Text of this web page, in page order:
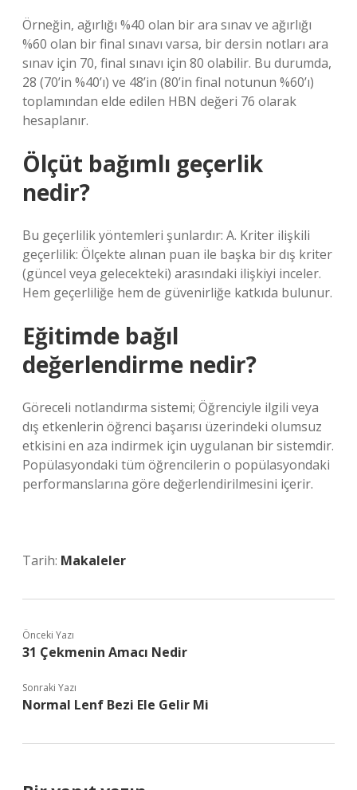
Örneğin, ağırlığı %40 olan bir ara sınav ve ağırlığı
%60 olan bir final sınavı varsa, bir dersin notları ara
sınav için 70, final sınavı için 80 olabilir. Bu durumda,
28 (70’in %40’ı) ve 48’in (80’in final notunun %60’ı)
toplamından elde edilen HBN değeri 76 olarak
hesaplanır.
Ölçüt bağımlı geçerlik
nedir?
Bu geçerlilik yöntemleri şunlardır: A. Kriter ilişkili
geçerlilik: Ölçekte alınan puan ile başka bir dış kriter
(güncel veya gelecekteki) arasındaki ilişkiyi inceler.
Hem geçerliliğe hem de güvenirliğe katkıda bulunur.
Eğitimde bağıl
değerlendirme nedir?
Göreceli notlandırma sistemi; Öğrenciyle ilgili veya
dış etkenlerin öğrenci başarısı üzerindeki olumsuz
etkisini en aza indirmek için uygulanan bir sistemdir.
Popülasyondaki tüm öğrencilerin o popülasyondaki
performanslarına göre değerlendirilmesini içerir.
Tarih: Makaleler
Önceki Yazı
31 Çekmenin Amacı Nedir
Sonraki Yazı
Normal Lenf Bezi Ele Gelir Mi